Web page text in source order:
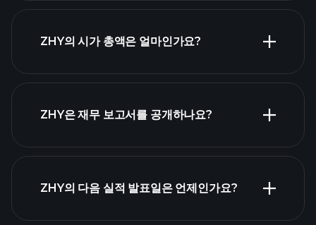
ZHY의 시가 총액은 얼마인가요?
ZHY은 재무 보고서를 공개하나요?
ZHY의 다음 실적 발표일은 언제인가요?